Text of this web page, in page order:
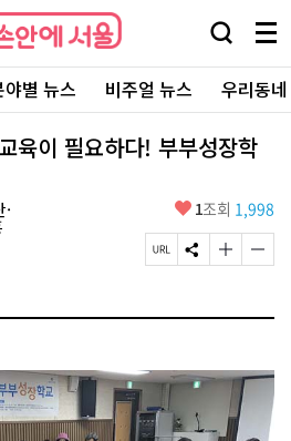
검
창
열
기
메
뉴
전
체
보
야별 뉴스 비주얼 뉴스 우리동
육이 필요하다! 부부성장학
좋
요
1조회 1,998
페
U
복
사
S
공
기
글
기
변
경
하
기
글
기
변
경
하
기